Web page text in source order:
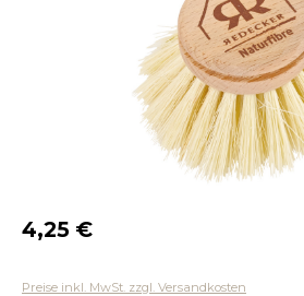
Regulärer Preis:
4,25 €
Preise inkl. MwSt. zzgl. Versandkosten